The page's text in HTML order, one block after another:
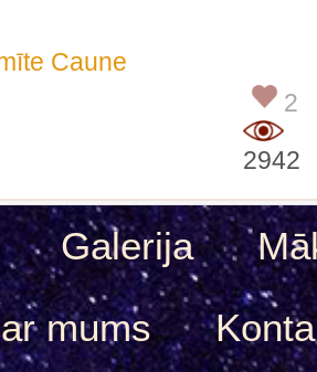
Caune
2
2942
Galerija
mums